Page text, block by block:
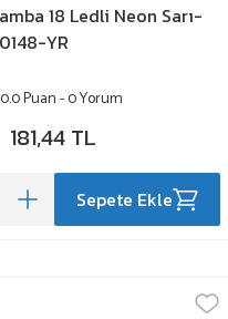
18 Ledli Neon Sarı-
YR
0.0 Puan - 0 Yorum
181,44 TL
Sepete Ekle